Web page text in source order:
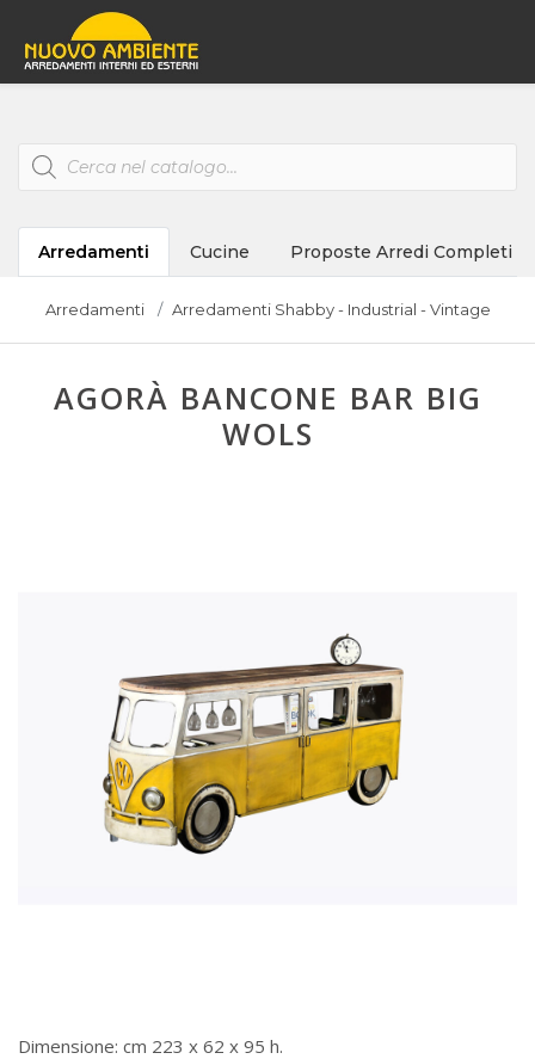
Products
search
Arredamenti Cucine Proposte Arredi Completi
Arredamenti Arredamenti Shabby - Industrial - Vintage
AGORÀ BANCONE BAR BIG
WOLS
Dimensione: cm 223 x 62 x 95 h.